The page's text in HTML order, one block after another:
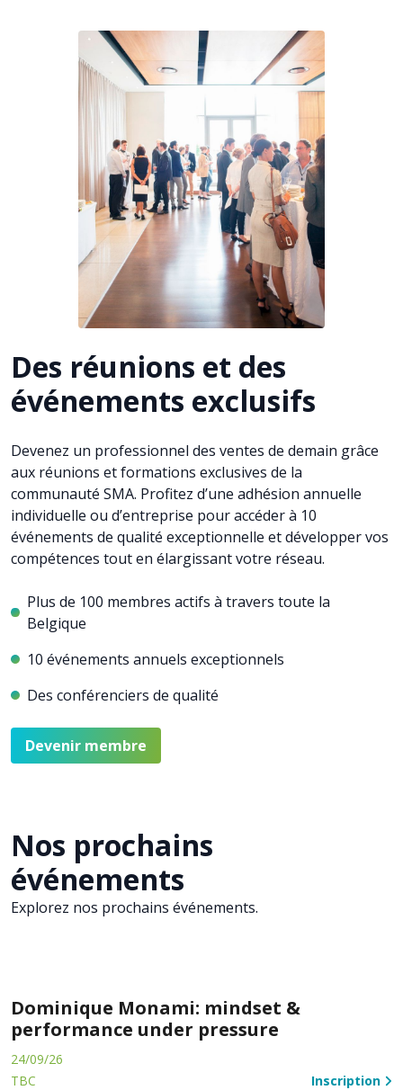
Des réunions et des
événements exclusifs
Devenez un professionnel des ventes de demain grâce
aux réunions et formations exclusives de la
communauté SMA. Profitez d’une adhésion annuelle
individuelle ou d’entreprise pour accéder à 10
événements de qualité exceptionnelle et développer vos
compétences tout en élargissant votre réseau.
Plus de 100 membres actifs à travers toute la
Belgique
10 événements annuels exceptionnels
Des conférenciers de qualité
Devenir membre
Nos prochains
événements
Explorez nos prochains événements.
Dominique Monami: mindset &
performance under pressure
24/09/26
TBC
Inscription